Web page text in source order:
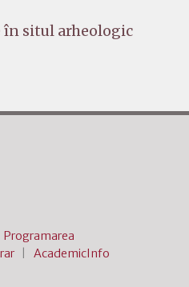
în situl arheologic
Programarea
AcademicInfo